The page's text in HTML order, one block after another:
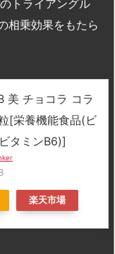
トライアングル
相乗効果をもたら
美 チョコラ コラ
[栄養機能食品(ビ
タミンB6)]
楽天市場